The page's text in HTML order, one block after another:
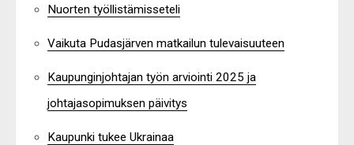
Nuorten työllistämisseteli
Vaikuta Pudasjärven matkailun tulevaisuuteen
Kaupunginjohtajan työn arviointi 2025 ja
johtajasopimuksen päivitys
Kaupunki tukee Ukrainaa